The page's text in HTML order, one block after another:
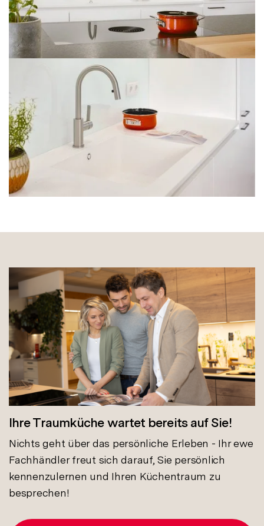
Ihre Traumküche wartet bereits auf Sie!
Nichts geht über das persönliche Erleben - Ihr ewe
Fachhändler freut sich darauf, Sie persönlich
kennenzulernen und Ihren Küchentraum zu
besprechen!